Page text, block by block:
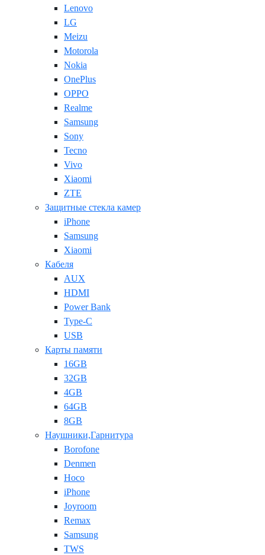
Lenovo
LG
Meizu
Motorola
Nokia
OnePlus
OPPO
Realme
Samsung
Sony
Tecno
Vivo
Xiaomi
ZTE
Защитные стекла камер
iPhone
Samsung
Xiaomi
Кабеля
AUX
HDMI
Power Bank
Type-C
USB
Карты памяти
16GB
32GB
4GB
64GB
8GB
Наушники,Гарнитура
Borofone
Denmen
Hoco
iPhone
Joyroom
Remax
Samsung
TWS